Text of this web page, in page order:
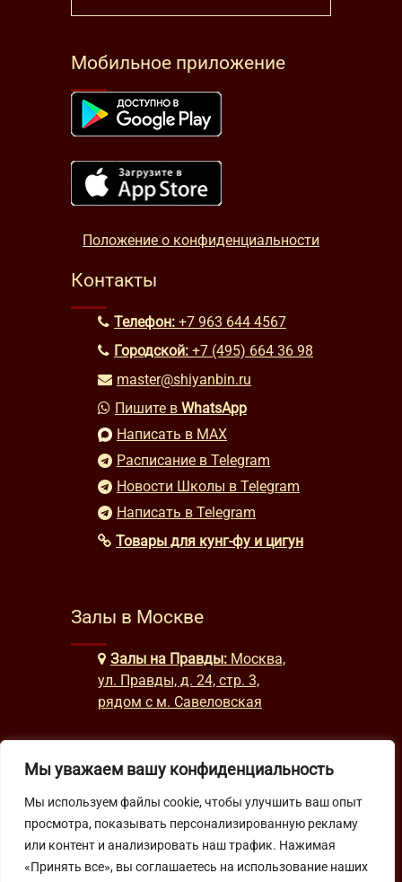
Мы уважаем вашу конфиденциальность
Мы используем файлы cookie, чтобы улучшить ваш опыт
просмотра, показывать персонализированную рекламу
или контент и анализировать наш трафик. Нажимая
«Принять все», вы соглашаетесь на использование наших
Мобильное приложение
Положение о конфиденциальности
Контакты
Телефон: +7 963 644 4567
Городской: +7 (495) 664 36 98
master@shiyanbin.ru
Пишите в WhatsApp
Написать в MAX
Расписание в Telegram
Новости Школы в Telegram
Написать в Telegram
Товары для кунг-фу и цигун
Залы в Москве
Залы на Правды: Москва,
ул. Правды, д. 24, стр. 3,
рядом с м. Савеловская
Часы работы
будни: с 9:00 до 22:00
выходные: с 10:00 до 19:30